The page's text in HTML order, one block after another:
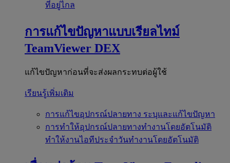
ที่อยู่ไกล
การแก้ไขปัญหาแบบเรียลไทม์
TeamViewer DEX
แก้ไขปัญหาก่อนที่จะส่งผลกระทบต่อผู้ใช้
เรียนรู้เพิ่มเติม
การแก้ไขอุปกรณ์ปลายทาง ระบุและแก้ไขปัญหา
การทำให้อุปกรณ์ปลายทางทำงานโดยอัตโนมัติ
ทำให้งานไอทีประจำวันทำงานโดยอัตโนมัติ